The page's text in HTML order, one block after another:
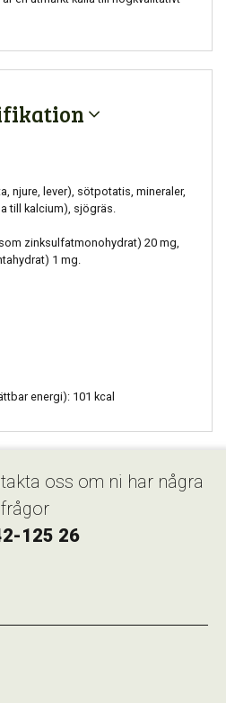
njure, lever), sötpotatis, mineraler,
till kalcium), sjögräs.
zinksulfatmonohydrat) 20 mg,
1 mg.
energi): 101 kcal
oss om ni har några
frågor
125 26